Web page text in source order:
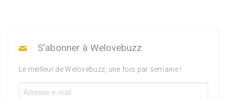
S'abonner à Welovebuzz
Le meilleur de Welovebuzz, une fois par semaine !